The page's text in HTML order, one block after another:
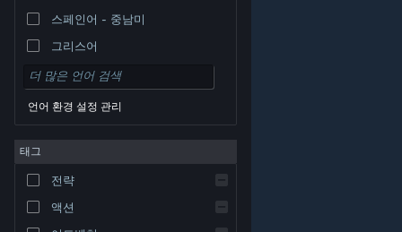
© Valve Corporation. 모든 권리 보유. 모든 상표는 미국
및 기타 국가에서 각각 해당 소유자의 재산입니다.
환불| 쿠키
스페인어 - 중남미
그리스어
언어 환경 설정 관리
태그
전략
액션